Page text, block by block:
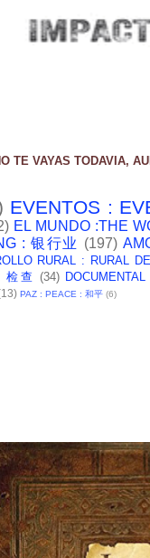
TE VAYAS TODAVIA,
EVENTOS :
EL MUNDO :THE
: 银行业 (197)
RURAL : RURAL
检查 (34)
PAZ : PEACE : 和平 (6)